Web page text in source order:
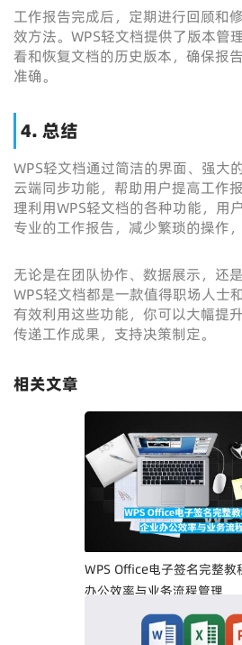
工作报告完成后，定期进行回顾和
效方法。WPS轻文档提供了版本管
看和恢复文档的历史版本，确保报
准确。
4. 总结
WPS轻文档通过简洁的界面、强大
云端同步功能，帮助用户提高工作
理利用WPS轻文档的各种功能，用
专业的工作报告，减少繁琐的操作
无论是在团队协作、数据展示，还
WPS轻文档都是一款值得职场人士
有效利用这些功能，你可以大幅提
传递工作成果，支持决策制定。
相关文章
WPS Office电子签名完整教
办公效率与业务流程管理